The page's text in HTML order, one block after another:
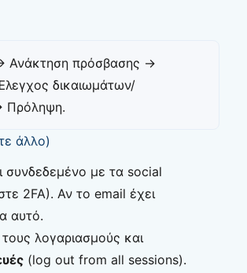
πρόσβασης →
δικαιωμάτων/
Πρόληψη.
άλλο)
συνδεδεμένο με τα social
2FA). Αν το email έχει
αυτό.
λογαριασμούς και
(log out from all sessions).